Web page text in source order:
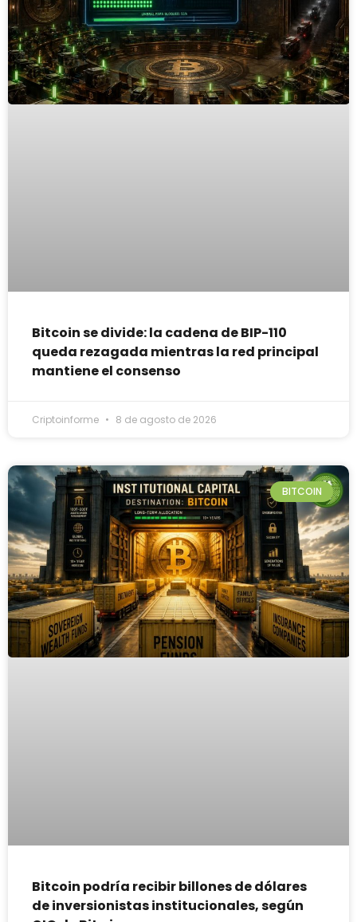
Bitcoin se divide: la cadena de BIP-110
queda rezagada mientras la red principal
mantiene el consenso
Criptoinforme 8 de agosto de 2026
BITCOIN
Bitcoin podría recibir billones de dólares
de inversionistas institucionales, según